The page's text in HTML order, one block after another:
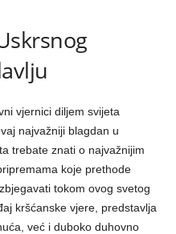
vjernici diljem svijeta
najvažniji blagdan u
trebate znati o najvažnijim
koje prethode
tokom ovog svetog
kršćanske vjere, predstavlja
već i duboko duhovno